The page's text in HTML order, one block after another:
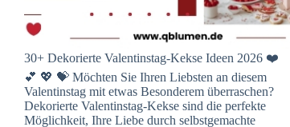
30+ Dekorierte Valentinstag-Kekse Ideen 2026 ❤️
💕 💖 💝 Möchten Sie Ihren Liebsten an diesem
Valentinstag mit etwas Besonderem überraschen?
Dekorierte Valentinstag-Kekse sind die perfekte
Möglichkeit, Ihre Liebe durch selbstgemachte